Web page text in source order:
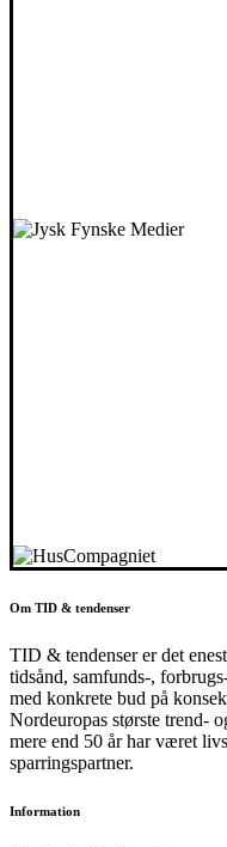
Om TID & tendenser
TID & tendenser er det
tidsånd, samfunds-,
med konkrete bud på
Nordeuropas største trend-
mere end 50 år har været
sparringspartner.
Information